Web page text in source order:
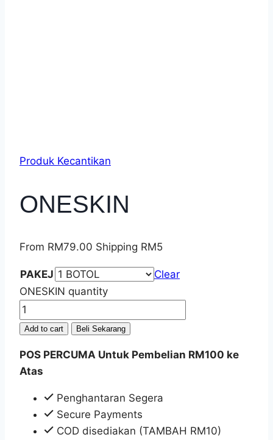
Produk Kecantikan
ONESKIN
From RM79.00 Shipping RM5
PAKEJ
Clear
ONESKIN quantity
Add to cart Beli Sekarang
POS PERCUMA Untuk Pembelian RM100 ke
Atas
Penghantaran Segera
Secure Payments
COD disediakan (TAMBAH RM10)